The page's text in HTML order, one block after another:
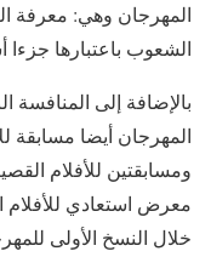
المهرجان وهي: معرفة
الشعوب باعتبارها جزءا
بالإضافة إلى المنافسة
المهرجان أيضا مسابقة
ومسابقتين للأفلام
معرض استعادي للأفلام
خلال النسخ الأولى